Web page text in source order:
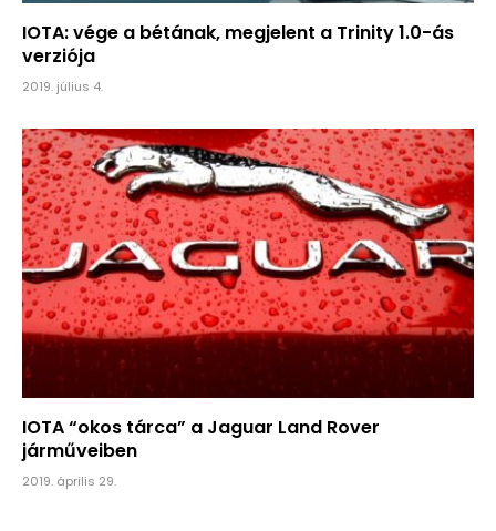
IOTA: vége a bétának, megjelent a Trinity 1.0-ás
verziója
2019. július 4.
IOTA “okos tárca” a Jaguar Land Rover
járműveiben
2019. április 29.